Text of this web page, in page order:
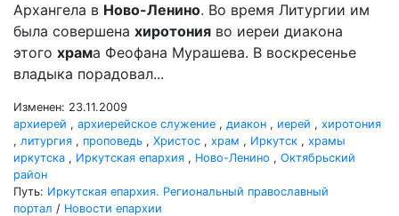
Архангела в Ново-Ленино. Во время Литургии им
была совершена хиротония во иереи диакона
этого храма Феофана Мурашева. В воскресенье
владыка порадовал...
Изменен: 23.11.2009
архиерей , архиерейское служение , диакон , иерей , хиротония
, литургия , проповедь , Христос , храм , Иркутск , храмы
иркутска , Иркутская епархия , Ново-Ленино , Октябрьский
район
Путь: Иркутская епархия. Региональный православный
портал / Новости епархии